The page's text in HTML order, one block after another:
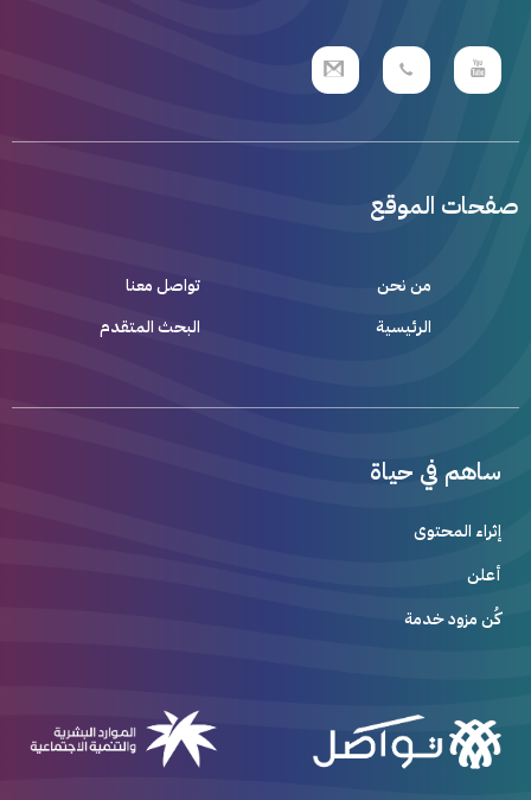
صفحات الموقع
تواصل معنا
البحث المتقدم
من نحن
الرئيسية
ساهم في حياة
إثراء المحتوى
أعلن
كُن مزود خدمة